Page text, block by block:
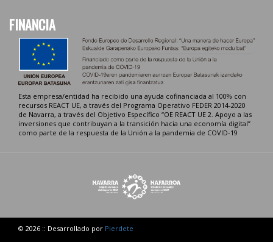
FINANCIA
Esta empresa/entidad ha recibido una ayuda cofinanciada al 100% con
recursos REACT UE, a través del Programa Operativo FEDER 2014-2020
de Navarra, a través del Objetivo Específico “OE REACT UE 2. Apoyo a las
inversiones que contribuyan a la transición hacia una economía digital”
como parte de la respuesta de la Unión a la pandemia de COVID-19
© 2026 :: Desarrollado por Pierdete